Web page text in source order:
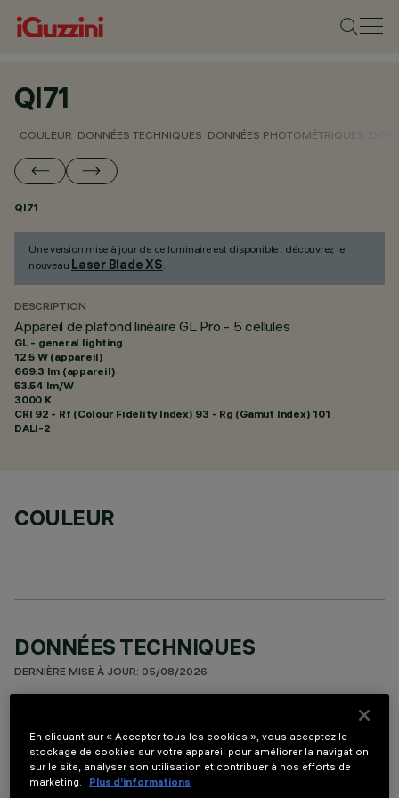
QI71
COULEUR DONNÉES TECHNIQUES DONNÉES PHOTOMÉTRIQUES
QI71
Une version mise à jour de ce luminaire est disponible : découvrez le
nouveau Laser Blade XS.
DESCRIPTION
Appareil de plafond linéaire GL Pro - 5 cellules
GL - general lighting
12.5 W (appareil)
669.3 lm (appareil)
53.54 lm/W
3000 K
CRI 92 - Rf (Colour Fidelity Index) 93 - Rg (Gamut Index) 101
DALI-2
COULEUR
DONNÉES TECHNIQUES
DERNIÈRE MISE À JOUR: 05/08/2026
Appareil à installer sur plafond à 5 éléments optiques pour
sources LED - optiques fixes avec réflecteurs Opti-Beam à
haute définition en matière thermoplastique métallisée.
En cliquant sur « Accepter tous les cookies », vous acceptez le
stockage de cookies sur votre appareil pour améliorer la navigation
sur le site, analyser son utilisation et contribuer à nos efforts de
marketing.
Plus d’informations